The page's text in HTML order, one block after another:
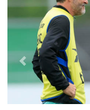
Previous